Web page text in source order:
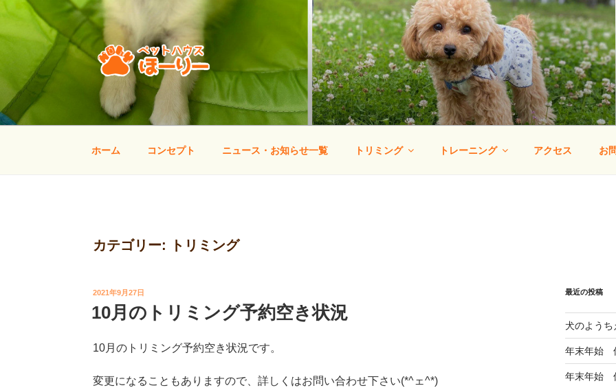
コ
テ
へ
ス
キ
ペットハウス ほーりー
山口県宇部市のトリミング・しつけ方教室・犬の幼稚園
ホーム コンセプト ニュース・お知らせ一覧 トリミング トレーニング アクセス お
カテゴリー: トリミング
投
日:
2021年9月27日
10月のトリミング予約空き状況
10月のトリミング予約空き状況です。
変更になることもありますので、詳しくはお問い合わせ下さい(*^ェ^*)
最近の投稿
犬のよう
年末年始
年末年始